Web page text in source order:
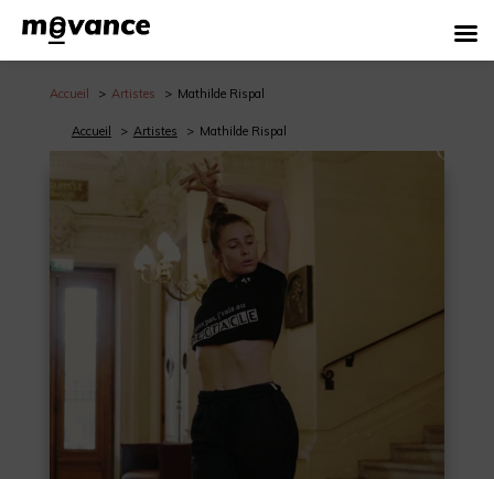
Accueil Artistes Mathilde Rispal
Accueil Artistes Mathilde Rispal